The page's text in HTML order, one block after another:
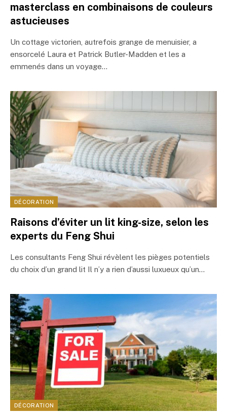
masterclass en combinaisons de couleurs
astucieuses
Un cottage victorien, autrefois grange de menuisier, a
ensorcelé Laura et Patrick Butler-Madden et les a
emmenés dans un voyage…
DÉCORATION
Raisons d’éviter un lit king-size, selon les
experts du Feng Shui
Les consultants Feng Shui révèlent les pièges potentiels
du choix d’un grand lit Il n’y a rien d’aussi luxueux qu’un…
DÉCORATION